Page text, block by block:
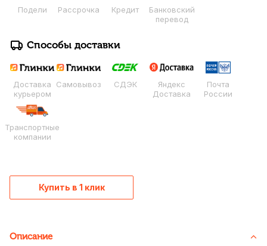
Подели Рассрочка Кредит
Банковский
перевод
Способы доставки
Доставка
курьером
Самовывоз СДЭК
Яндекс
Доставка
Почта
России
Транспортные
компании
Купить в 1 клик
Описание